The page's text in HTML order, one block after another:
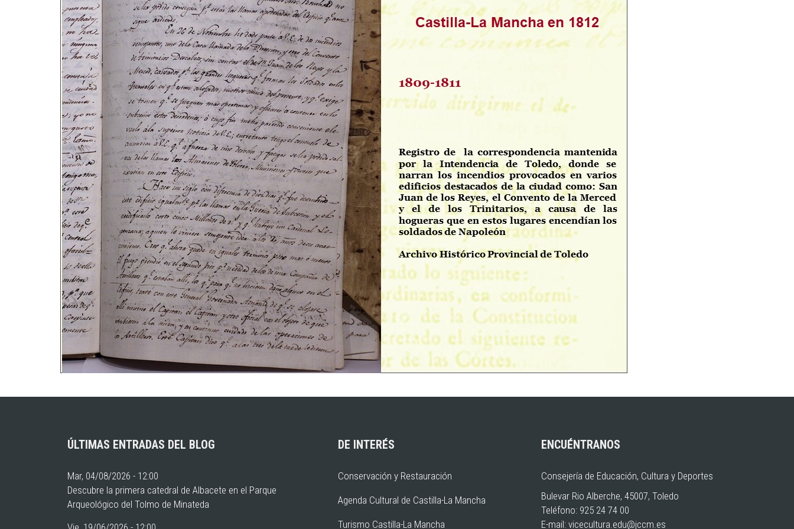
ÚLTIMAS ENTRADAS DEL BLOG
Mar, 04/08/2026 - 12:00
Descubre la primera catedral de Albacete en el Parque
Arqueológico del Tolmo de Minateda
DE INTERÉS
Conservación y Restauración
Agenda Cultural de Castilla-La Mancha
Turismo Castilla-La Mancha
ENCUÉNTRANOS
Consejería de Educación, Cultura y Deportes
Bulevar Rio Alberche, 45007, Toledo
Teléfono: 925 24 74 00
E-mail: vicecultura.edu@jccm.es